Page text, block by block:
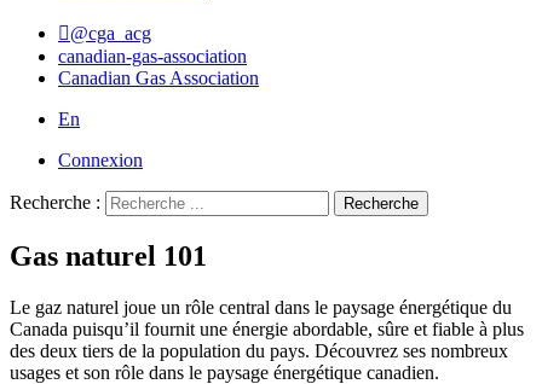
@cga_acg
canadian-gas-association
Canadian Gas Association
En
Connexion
Recherche : Recherche
Gas naturel 101
Le gaz naturel joue un rôle central dans le paysage énergétique du
Canada puisqu’il fournit une énergie abordable, sûre et fiable à plus
des deux tiers de la population du pays. Découvrez ses nombreux
usages et son rôle dans le paysage énergétique canadien.